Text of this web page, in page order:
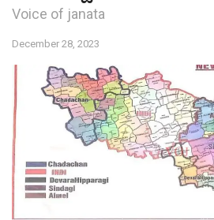
Voice of janata
December 28, 2023